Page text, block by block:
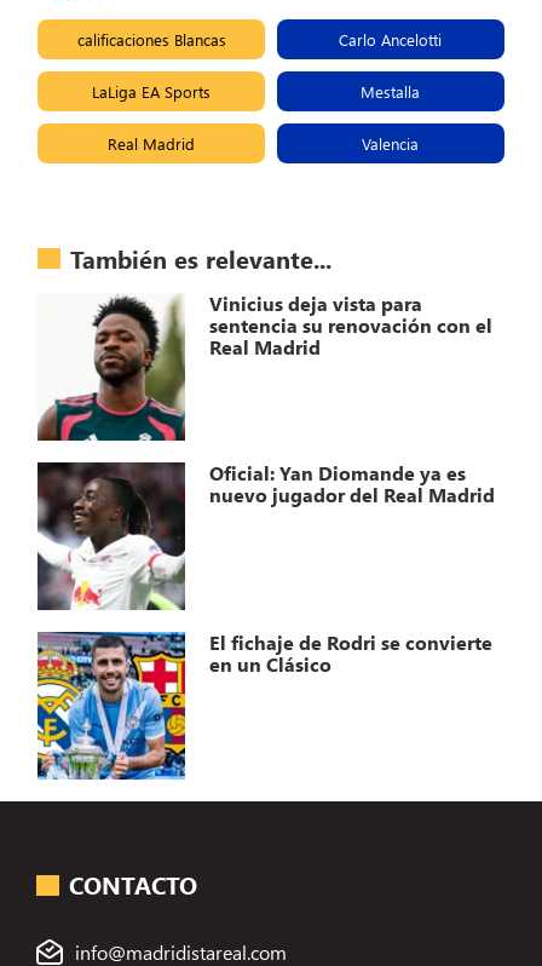
calificaciones Blancas Carlo Ancelotti
LaLiga EA Sports Mestalla
Real Madrid Valencia
También es relevante...
Vinicius deja vista para
sentencia su renovación con el
Real Madrid
Oficial: Yan Diomande ya es
nuevo jugador del Real Madrid
El fichaje de Rodri se convierte
en un Clásico
CONTACTO
info@madridistareal.com